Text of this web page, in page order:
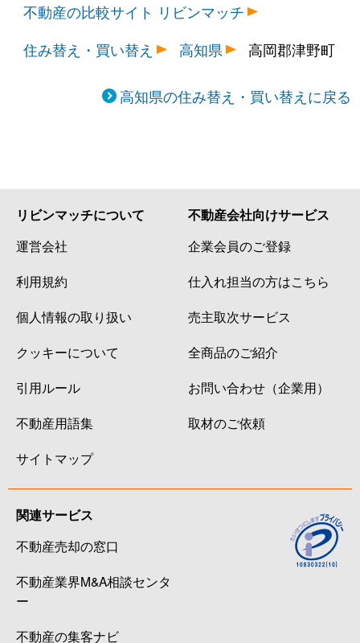
不動産の比較サイト リビンマッチ
住み替え・買い替え
高知県 高岡郡津野町
高知県の住み替え・買い替えに戻る
リビンマッチについて
運営会社
利用規約
個人情報の取り扱い
クッキーについて
引用ルール
不動産用語集
サイトマップ
不動産会社向けサービス
企業会員のご登録
仕入れ担当の方はこちら
売主取次サービス
全商品のご紹介
お問い合わせ（企業用）
取材のご依頼
関連サービス
不動産売却の窓口
不動産業界M&A相談センタ
ー
不動産の集客ナビ